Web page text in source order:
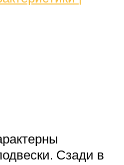
Сзади в